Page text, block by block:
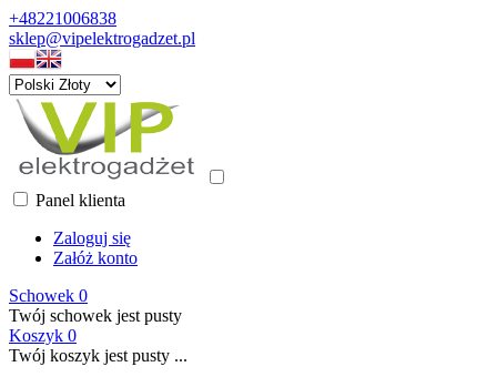
+48221006838
sklep@vipelektrogadzet.pl
Panel klienta
Zaloguj się
Załóż konto
Schowek 0
Twój schowek jest pusty
Koszyk 0
Twój koszyk jest pusty ...